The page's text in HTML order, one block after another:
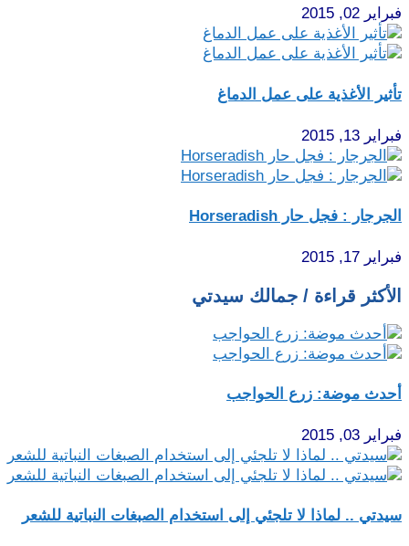
فبراير 02, 2015
تأثير الأغذية على عمل الدماغ
فبراير 13, 2015
الجرجار : فجل حار Horseradish
فبراير 17, 2015
الأكثر قراءة / جمالك سيدتي
أحدث موضة: زرع الحواجب
فبراير 03, 2015
سيدتي .. لماذا لا تلجئي إلى استخدام الصبغات النباتية للشعر